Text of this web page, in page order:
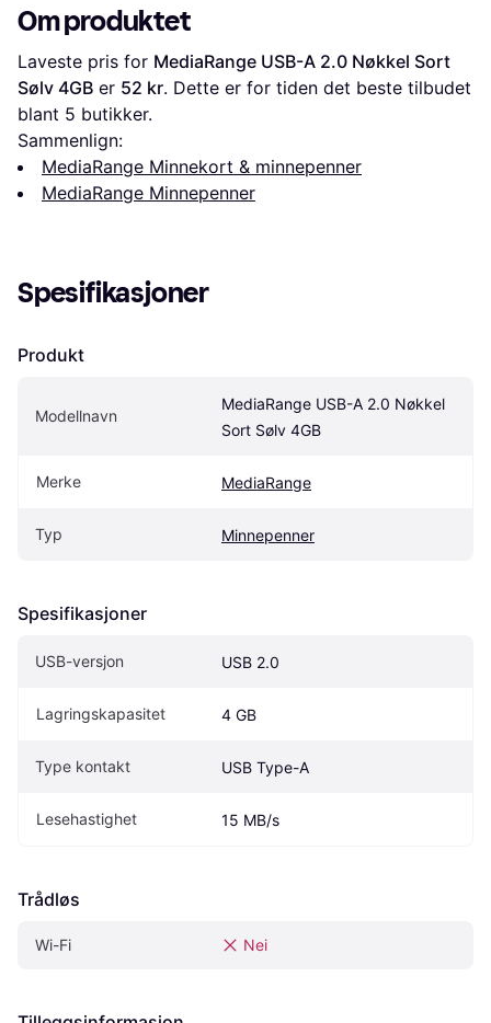
Om produktet
Laveste pris for MediaRange USB-A 2.0 Nøkkel Sort
Sølv 4GB er 52 kr. Dette er for tiden det beste tilbudet
blant 5 butikker.
Sammenlign:
MediaRange Minnekort & minnepenner
MediaRange Minnepenner
Spesifikasjoner
Produkt
Modellnavn
MediaRange USB-A 2.0 Nøkkel
Sort Sølv 4GB
Merke MediaRange
Typ Minnepenner
Spesifikasjoner
USB-versjon USB 2.0
Lagringskapasitet 4 GB
Type kontakt USB Type-A
Lesehastighet 15 MB/s
Trådløs
Wi-Fi Nei